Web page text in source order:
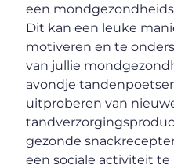
een
Dit kan een leuke
motiveren en te
van jullie
avondje
uitproberen van
gezonde
een sociale activiteit